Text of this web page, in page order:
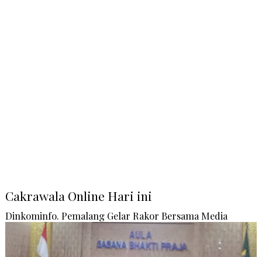
Cakrawala Online Hari ini
Dinkominfo. Pemalang Gelar Rakor Bersama Media